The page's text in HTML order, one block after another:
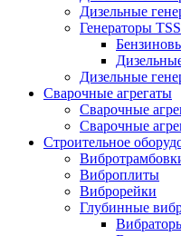
Дизельные
Генераторы TSS
Дизельные
Сварочные агрегаты
Сварочные
Сварочные
Строительное
Виброплиты
Виброрейки
Глубинные